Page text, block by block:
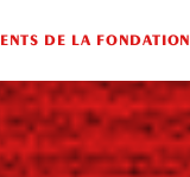
DE LA FONDATION